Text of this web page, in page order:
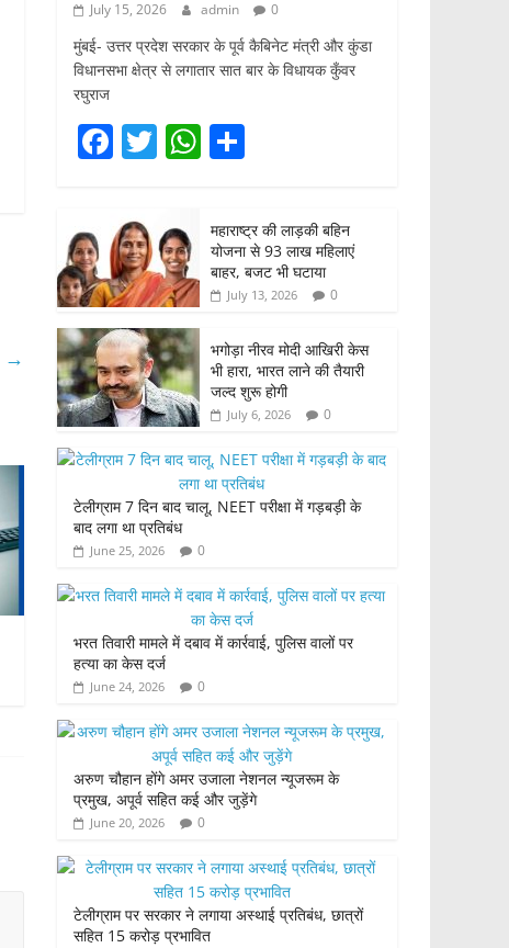
→
July 15, 2026 admin 0
मुंबई- उत्तर प्रदेश सरकार के पूर्व कैबिनेट मंत्री और कुंडा
विधानसभा क्षेत्र से लगातार सात बार के विधायक कुँवर
रघुराज
F
c
e
b
o
o
k
T
er
W
s
A
p
p
ar
e
महाराष्ट्र की लाड़की बहिन
योजना से 93 लाख महिलाएं
बाहर, बजट भी घटाया
July 13, 2026 0
भगोड़ा नीरव मोदी आखिरी केस
भी हारा, भारत लाने की तैयारी
जल्द शुरू होगी
July 6, 2026 0
टेलीग्राम 7 दिन बाद चालू, NEET परीक्षा में गड़बड़ी के
बाद लगा था प्रतिबंध
June 25, 2026 0
भरत तिवारी मामले में दबाव में कार्रवाई, पुलिस वालों पर
हत्या का केस दर्ज
June 24, 2026 0
अरुण चौहान होंगे अमर उजाला नेशनल न्यूजरूम के
प्रमुख, अपूर्व सहित कई और जुड़ेंगे
June 20, 2026 0
टेलीग्राम पर सरकार ने लगाया अस्थाई प्रतिबंध, छात्रों
सहित 15 करोड़ प्रभावित